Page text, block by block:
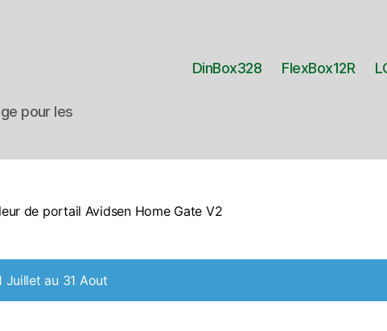
pour les
DinBox328 FlexBox12R
de portail Avidsen Home Gate V2
Juillet au 31 Aout